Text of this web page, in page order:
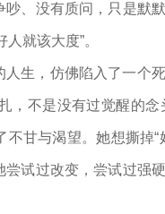
、没有质问，只是默
就该大度”。
生，仿佛陷入了一个
，不是没有过觉醒的
甘与渴望。她想撕掉“
试过改变，尝试过强